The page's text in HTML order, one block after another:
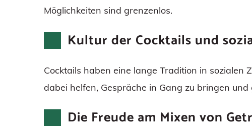
Möglichkeiten sind grenzenlos.
Kultur der Cocktails und
Cocktails haben eine lange Tradition in sozialen
dabei helfen, Gespräche in Gang zu bringen
Die Freude am Mixen von